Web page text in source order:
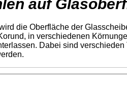
auf
die Oberfläche der
in verschiedenen
Dabei sind